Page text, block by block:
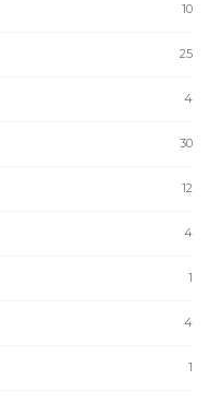
10
25
4
30
12
4
1
4
1